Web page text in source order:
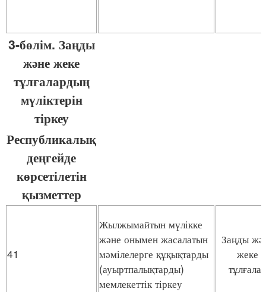
3-бөлім. Заңды
және жеке
тұлғалардың
мүліктерін
тіркеу
Республикалық
деңгейде
көрсетілетін
қызметтер
41
Жылжымайтын мүлікке
және онымен жасалатын
мәмілелерге құқықтарды
(ауыртпалықтарды)
мемлекеттік тіркеу
Заңды
жеке
тұлғалар